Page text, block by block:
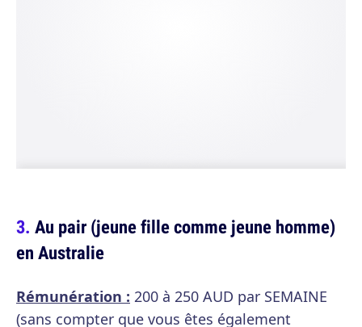
Au pair (jeune fille comme jeune homme)
en Australie
Rémunération : 200 à 250 AUD par SEMAINE
(sans compter que vous êtes également